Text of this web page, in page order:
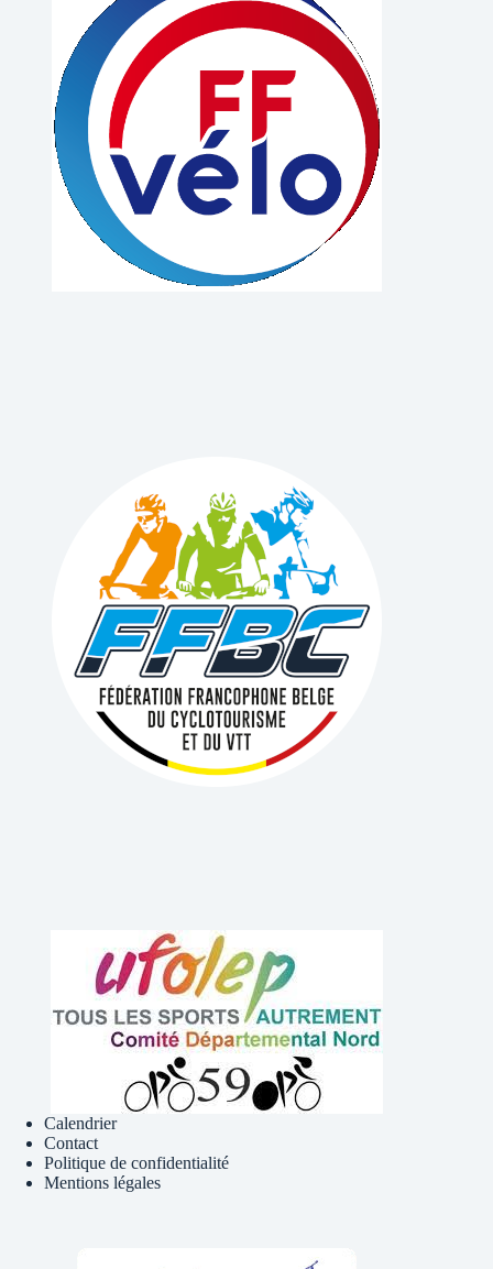
Calendrier
Contact
Politique de confidentialité
Mentions légales